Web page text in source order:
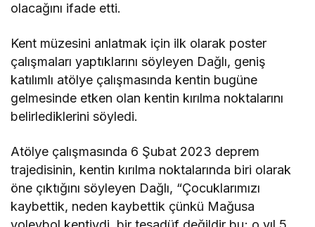
olacağını ifade etti.
Kent müzesini anlatmak için ilk olarak poster
çalışmaları yaptıklarını söyleyen Dağlı, geniş
katılımlı atölye çalışmasında kentin bugüne
gelmesinde etken olan kentin kırılma noktalarını
belirlediklerini söyledi.
Atölye çalışmasında 6 Şubat 2023 deprem
trajedisinin, kentin kırılma noktalarında biri olarak
öne çıktığını söyleyen Dağlı, “Çocuklarımızı
kaybettik, neden kaybettik çünkü Mağusa